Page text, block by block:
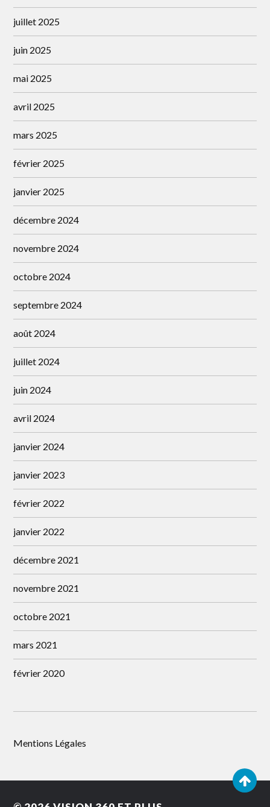
juillet 2025
juin 2025
mai 2025
avril 2025
mars 2025
février 2025
janvier 2025
décembre 2024
novembre 2024
octobre 2024
septembre 2024
août 2024
juillet 2024
juin 2024
avril 2024
janvier 2024
janvier 2023
février 2022
janvier 2022
décembre 2021
novembre 2021
octobre 2021
mars 2021
février 2020
Mentions Légales